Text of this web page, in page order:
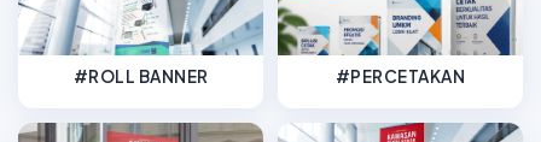
#ROLL BANNER #PERCETAKAN